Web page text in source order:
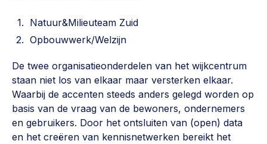
Voorbereiden op crisis, noodsteunpunten,
ontmoetingsplekken >
Buurtenergie
Energiecollectieven, buurt vergroenen, SDG >
Meebeslissen
Uitdaagrecht, gemeenschapsfondsen, lokale democratie >
Natuur&Milieuteam Zuid
Opbouwwerk/Welzijn
De twee organisatieonderdelen van het wijkcentrum
staan niet los van elkaar maar versterken elkaar.
Waarbij de accenten steeds anders gelegd worden op
basis van de vraag van de bewoners, ondernemers
en gebruikers. Door het ontsluiten van (open) data
en het creëren van kennisnetwerken bereikt het